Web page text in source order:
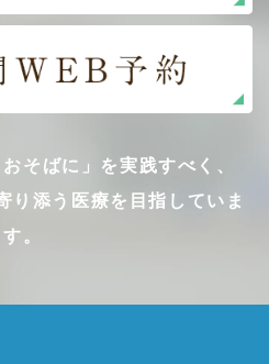
そばに」を実践すべく、
り添う医療を目指していま
す。